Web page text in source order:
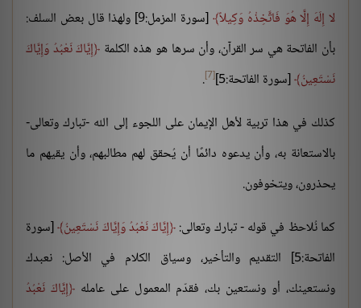
لا إِلَهَ إِلَّا هُوَ فَاتَّخِذْهُ وَكِيلاً
[سورة المزمل:9] ولهذا قال بعض السلف:
بأن الفاتحة هي سر القرآن، وأن سرها هو هذه الكلمة إِيَّاكَ نَعْبُدُ وَإِيَّاكَ
نَسْتَعِينُ [سورة الفاتحة:5] [7]
.
كذلك في هذا تربية لأهل الإيمان على اللجوء إلى الله -تبارك وتعالى-
بالاستعانة به، وأن يدعوه دائمًا أن يُحقق لهم مطالبهم، وأن يقيهم ما
يحذرون، ويتخوفون.
كما نُلاحظ في قوله - تبارك وتعالى: إِيَّاكَ نَعْبُدُ وَإِيَّاكَ نَسْتَعِينُ [سورة
الفاتحة:5] التقديم والتأخير، وسياق الكلام في الأصل: نعبدك
ونستعينك، أو ونستعين بك، فقدّم المعمول على عامله إِيَّاكَ نَعْبُدُ